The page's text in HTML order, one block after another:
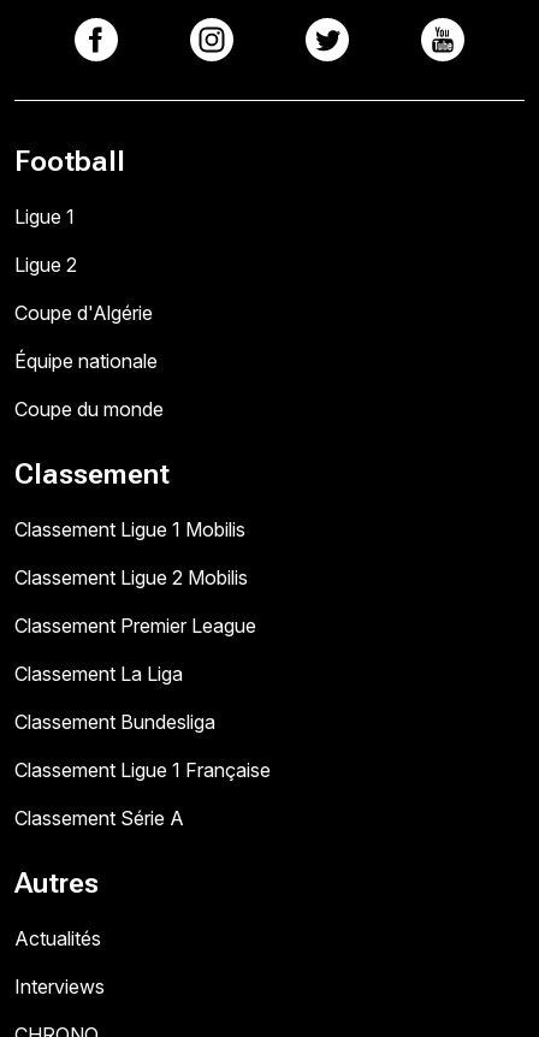
Football
Ligue 1
Ligue 2
Coupe d'Algérie
Équipe nationale
Coupe du monde
Classement
Classement Ligue 1 Mobilis
Classement Ligue 2 Mobilis
Classement Premier League
Classement La Liga
Classement Bundesliga
Classement Ligue 1 Française
Classement Série A
Autres
Actualités
Interviews